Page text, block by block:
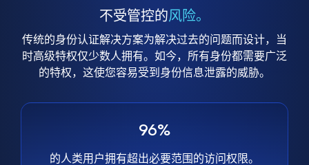
不受管控的风险。
传统的身份认证解决方案为解决过去的问题而设计，当
时高级特权仅少数人拥有。如今，所有身份都需要广泛
的特权，这使您容易受到身份信息泄露的威胁。
96%
的人类用户拥有超出必要范围的访问权限。